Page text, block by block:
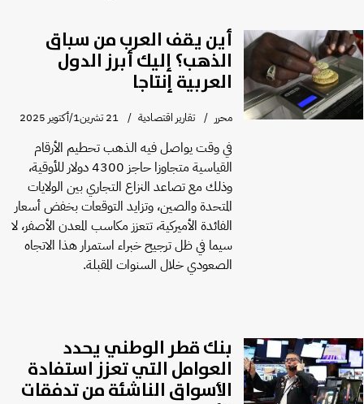
أين يقف العرب من سباق
الذهب؟ إليك أبرز الدول
العربية إنتاجا
محرر تقارير اقتصادية 21 تشرين1/أكتوير 2025
في وقت يواصل فيه الذهب تحطيم الأرقام
القياسية متجاوزا حاجز 4300 دولار للأوقية،
وذلك مع تصاعد النزاع التجاري بين الولايات
المتحدة والصين، وتزايد التوقعات بخفض أسعار
الفائدة الأميركية، تتعزز مكاسب المعدن الأصفر، لا
سيما في ظل ترجيح خبراء استمرار هذا الاتجاه
الصعودي خلال السنوات المقبلة.
بنك قطر الوطني يحدد
العوامل التي تعزز استفادة
الأسواق الناشئة من تدفقات